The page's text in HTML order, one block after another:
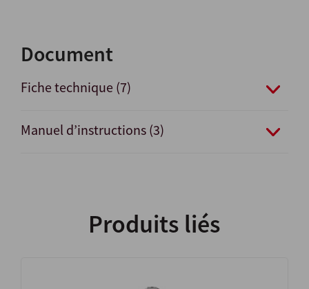
Document
Fiche technique (7)
Manuel d’instructions (3)
Produits liés